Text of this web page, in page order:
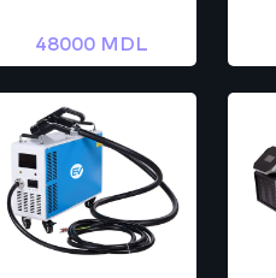
48000 MDL